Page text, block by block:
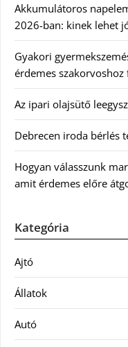
Akkumulátoros
2026-ban: kinek lehet
Gyakori
érdemes szakorvoshoz
Az ipari olajsütő
Debrecen iroda bérlés
Hogyan válasszunk
amit érdemes előre
Kategória
Ajtó
Állatok
Autó